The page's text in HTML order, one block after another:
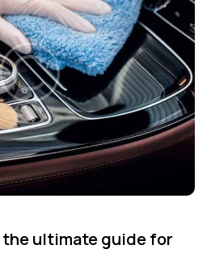
ultimate guide for